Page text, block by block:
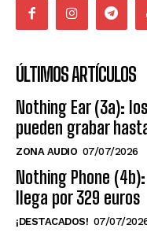
ÚLTIMOS ARTÍCULOS
Nothing Ear (3a):
pueden grabar
ZONA AUDIO 07/07/2026
Nothing Phone
llega por 329 euros
¡DESTACADOS! 07/07/